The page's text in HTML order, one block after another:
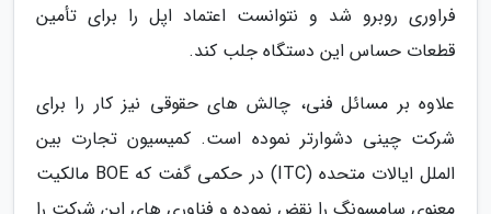
فراوری روبرو شد و نتوانست اعتماد اپل را برای تأمین
قطعات حساس این دستگاه جلب کند.
علاوه بر مسائل فنی، چالش های حقوقی نیز کار را برای
شرکت چینی دشوارتر نموده است. کمیسیون تجارت بین
الملل ایالات متحده (ITC) در حکمی گفت که BOE مالکیت